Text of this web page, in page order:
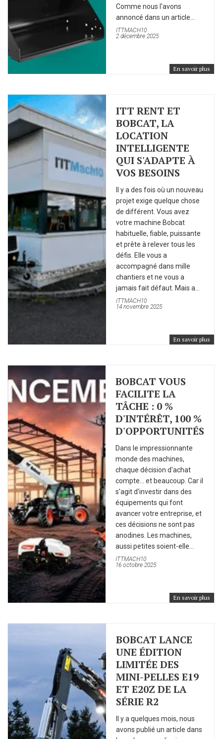
Comme nous l'avons
annoncé dans un article...
ITTMACH10
2 décembre 2025
En savoir plus
ITT RENT ET
BOBCAT, LA
LOCATION
INTELLIGENTE
QUI S'ADAPTE À
VOS BESOINS
Il y a des fois où un nouveau
projet exige quelque chose
de différent. Vous avez
votre machine Bobcat
habituelle, fiable, puissante
et prête à relever tous les
défis. Elle vous a
accompagné dans mille
chantiers et ne vous a
jamais fait défaut. Mais a...
ITTMACH10
14 novembre 2025
En savoir plus
BOBCAT VOUS
FACILITE LA
TÂCHE : 0 %
D'INTÉRÊT, 100 %
D'OPPORTUNITÉS
Dans le impressionnante
monde des machines,
chaque décision d'achat
compte... et beaucoup. Car il
s'agit d'investir dans des
équipements qui font
avancer votre entreprise, et
ces décisions ne sont pas
anodines. Les machines,
aussi petites soient-elle...
ITTMACH10
16 octobre 2025
En savoir plus
BOBCAT LANCE
UNE ÉDITION
LIMITÉE DES
MINI-PELLES E19
ET E20Z DE LA
SÉRIE R2
Il y a quelques mois, nous
avons publié un article dans